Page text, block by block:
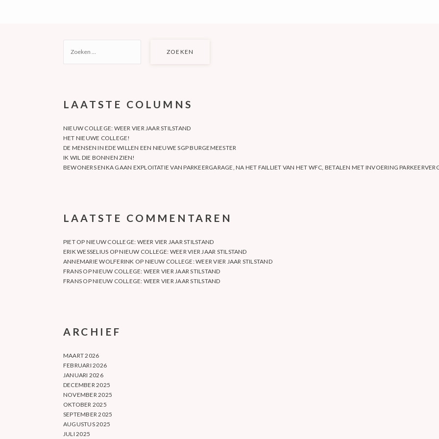
NAAR:
LAATSTE COLUMNS
NIEUW COLLEGE: WEER VIER JAAR STILSTAND
HET NIEUWE COLLEGE!
DE MENSEN IN EDE WILLEN EEN NIEUWE SGP BURGEMEESTER
IK WIL DIE BONNEN ZIEN!
BEWONERS ENKA GAAN EXPLOITATIE VAN PARKEERGARAGE, NA HET FAILLIET VAN HET WFC, BETALEN MET INVOERING
LAATSTE COMMENTAREN
PIETOP NIEUW COLLEGE: WEER VIER JAAR STILSTAND
ERIK WESSELIUS OPNIEUW COLLEGE: WEER VIER JAAR STILSTAND
ANNEMARIE WOLFERINK OP NIEUW COLLEGE: WEER VIER JAAR STILSTAND
FRANS OPNIEUW COLLEGE: WEER VIER JAAR STILSTAND
FRANS OPNIEUW COLLEGE: WEER VIER JAAR STILSTAND
ARCHIEF
MAART 2026
FEBRUARI 2026
JANUARI 2026
DECEMBER 2025
NOVEMBER 2025
OKTOBER 2025
SEPTEMBER 2025
AUGUSTUS 2025
JULI 2025